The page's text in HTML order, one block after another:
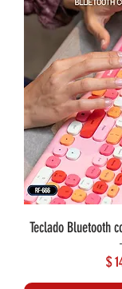
Teclado Bluetooth
$